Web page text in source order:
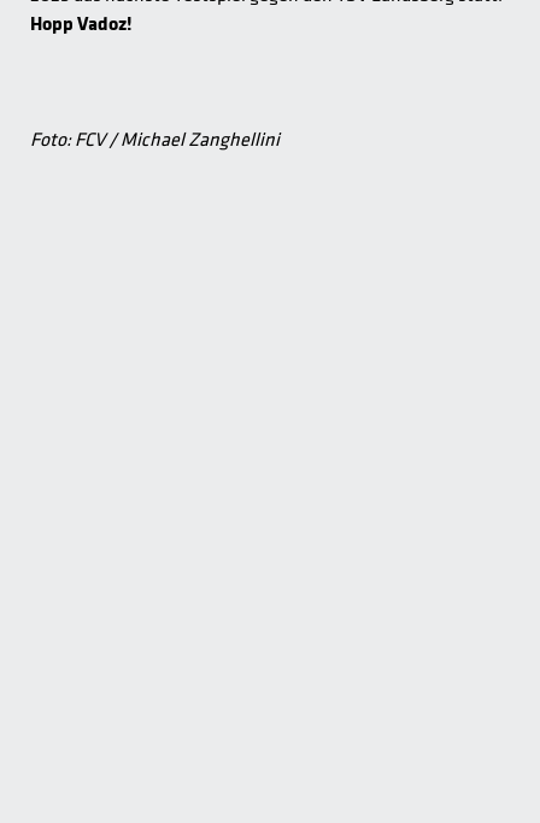
Hopp Vadoz!
Foto: FCV / Michael Zanghellini